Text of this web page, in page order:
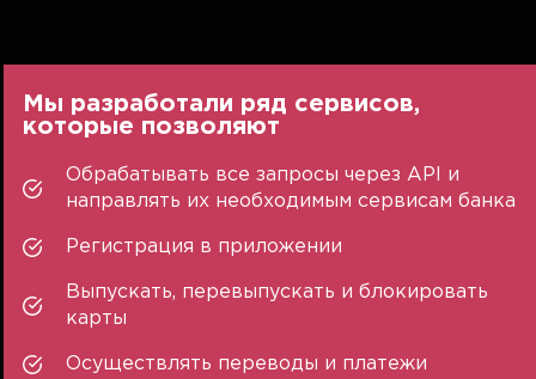
Мы разработали ряд сервисов,
которые позволяют
Обрабатывать все запросы через API и
направлять их необходимым сервисам банка
Регистрация в приложении
Выпускать, перевыпускать и блокировать
карты
Осуществлять переводы и платежи